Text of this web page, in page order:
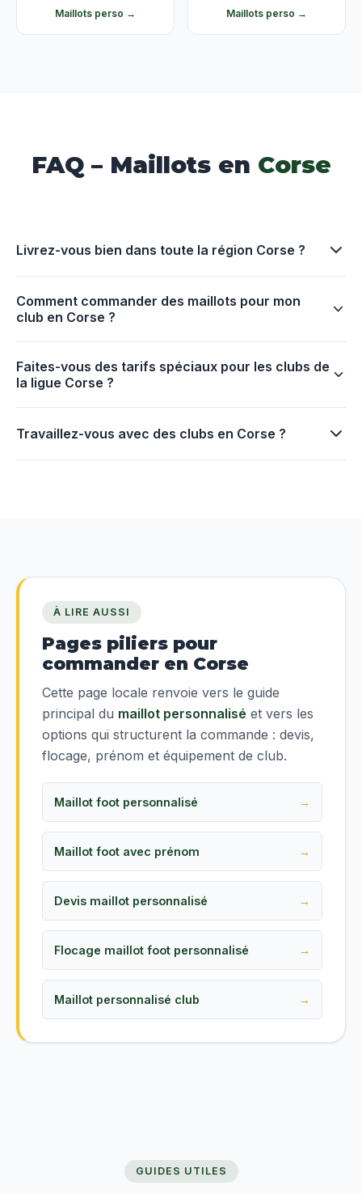
Maillots perso → Maillots perso →
FAQ – Maillots en Corse
Livrez-vous bien dans toute la région Corse ?
Comment commander des maillots pour mon
club en Corse ?
Faites-vous des tarifs spéciaux pour les clubs de
la ligue Corse ?
Travaillez-vous avec des clubs en Corse ?
À LIRE AUSSI
Pages piliers pour
commander en Corse
Cette page locale renvoie vers le guide
principal du maillot personnalisé et vers les
options qui structurent la commande : devis,
flocage, prénom et équipement de club.
Maillot foot personnalisé
Maillot foot avec prénom
Devis maillot personnalisé
Flocage maillot foot personnalisé
Maillot personnalisé club
GUIDES UTILES